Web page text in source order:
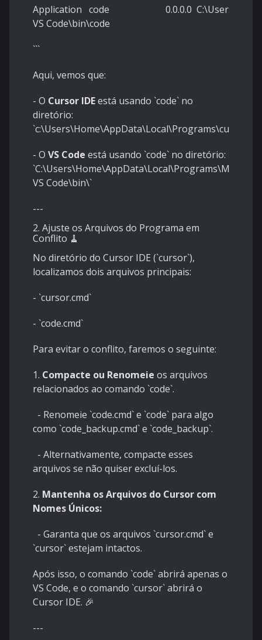
Application code 0.0.0.0
VS Code\bin\code
```
Aqui, vemos que:
- O Cursor IDEestá usando `code` no
diretório:
- O VS Code está usando `code` no diretório:
VS Code\bin\`
---
2. Ajuste os Arquivos do Programa em
Conflito 🧹
No diretório do Cursor IDE (`cursor`),
localizamos dois arquivos principais:
- `cursor.cmd`
- `code.cmd`
Para evitar o conflito, faremos o seguinte:
1. Compacte ou Renomeie os arquivos
relacionados ao comando `code`.
- Renomeie `code.cmd` e `code` para algo
como `code_backup.cmd` e `code_backup`.
- Alternativamente, compacte esses
arquivos se não quiser excluí-los.
2. Mantenha os Arquivos do Cursor com
Nomes Únicos:
- Garanta que os arquivos `cursor.cmd` e
`cursor` estejam intactos.
Após isso, o comando `code` abrirá apenas o
VS Code, e o comando `cursor` abrirá o
Cursor IDE. 🎉
---